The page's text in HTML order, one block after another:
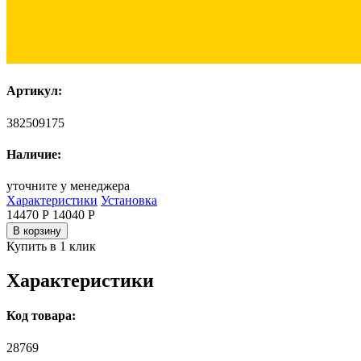
Артикул:
382509175
Наличие:
уточните у менеджера
Характеристики Установка
14470 Р 14040 Р
В корзину
Купить в 1 клик
Характеристики
Код товара:
28769